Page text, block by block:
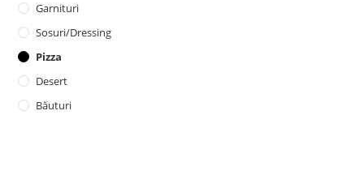
Garnituri
Sosuri/dressing
Pizza
Desert
Băuturi